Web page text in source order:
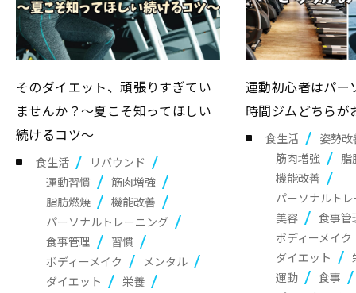
そのダイエット、頑張りすぎてい
ませんか？～夏こそ知ってほしい
続けるコツ～
食生活
リバウンド
運動習慣
筋肉増強
脂肪燃焼
機能改善
パーソナルトレーニング
食事管理
習慣
ボディーメイク
メンタル
ダイエット
栄養
運動初心者はパー
時間ジムどちらが
食生活
姿勢改
筋肉増強
脂
機能改善
パーソナルト
美容
食事管
ボディーメイク
ダイエット
運動
食事